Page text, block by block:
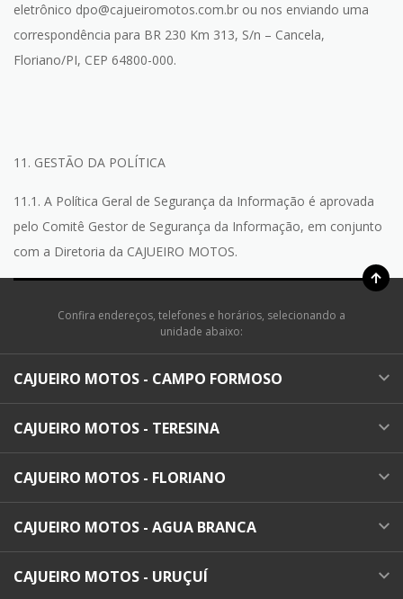
eletrônico dpo@cajueiromotos.com.br ou nos enviando uma
correspondência para BR 230 Km 313, S/n – Cancela,
Floriano/PI, CEP 64800-000.
11. GESTÃO DA POLÍTICA
11.1. A Política Geral de Segurança da Informação é aprovada
pelo Comitê Gestor de Segurança da Informação, em conjunto
com a Diretoria da CAJUEIRO MOTOS.
Confira endereços, telefones e horários, selecionando a
unidade abaixo:
CAJUEIRO MOTOS - CAMPO FORMOSO
CAJUEIRO MOTOS - TERESINA
CAJUEIRO MOTOS - FLORIANO
CAJUEIRO MOTOS - AGUA BRANCA
CAJUEIRO MOTOS - URUÇUÍ